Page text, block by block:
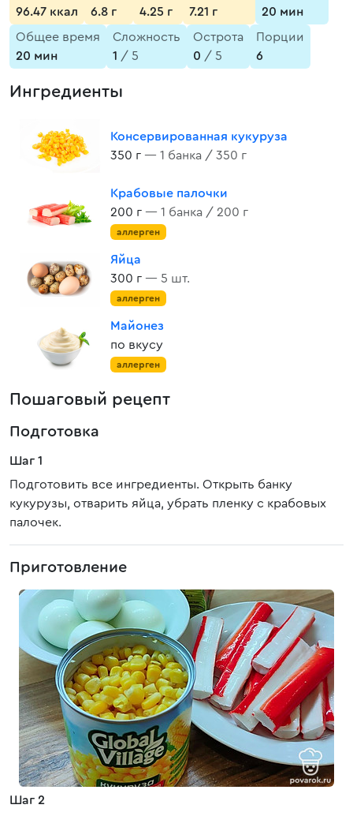
96.47 ккал
6.8 г
4.25 г
7.21 г
20 мин
Общее время
20 мин
Сложность
1 / 5
Острота
0 / 5
Порции
6
Ингредиенты
Консервированная кукуруза
350 г — 1 банка / 350 г
Крабовые палочки
200 г — 1 банка / 200 г
аллерген
Яйца
300 г — 5 шт.
аллерген
Майонез
по вкусу
аллерген
Пошаговый рецепт
Подготовка
Шаг 1
Подготовить все ингредиенты. Открыть банку
кукурузы, отварить яйца, убрать пленку с крабовых
палочек.
Приготовление
Шаг 2